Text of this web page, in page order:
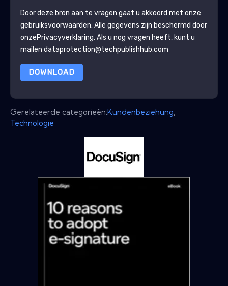
Door deze bron aan te vragen gaat u akkoord met onze
gebruiksvoorwaarden. Alle gegevens zijn beschermd door
onzePrivacyverklaring. Als u nog vragen heeft, kunt u
mailen dataprotection@techpublishhub.com
DOWNLOAD
Gerelateerde categorieën:Kundenbeziehung
Technologie